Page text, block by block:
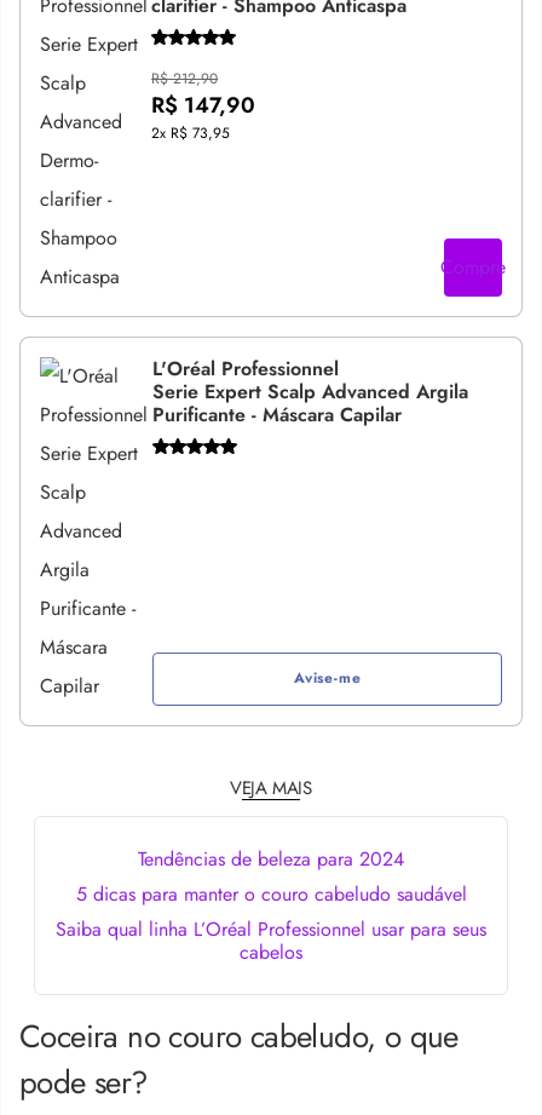
R$ 212,90
R$ 147,90
2x R$ 73,95
Compre
L'Oréal Professionnel
Serie Expert Scalp Advanced Argila
Purificante - Máscara Capilar
Avise-me
VEJA MAIS
Tendências de beleza para 2024
5 dicas para manter o couro cabeludo saudável
Saiba qual linha L’Oréal Professionnel usar para seus
cabelos
Coceira no couro cabeludo, o que
pode ser?